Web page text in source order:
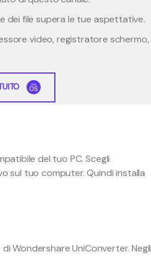
dei file supera le tue aspettative.
video, registratore schermo,
del tuo PC. Scegli
sul tuo computer. Quindi installa
Wondershare UniConverter. Negli